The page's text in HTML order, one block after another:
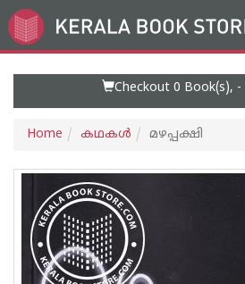
Go
to
Checkout 0 Book(s), -
Home കഥകള്‍ മഴപ്പക്ഷി